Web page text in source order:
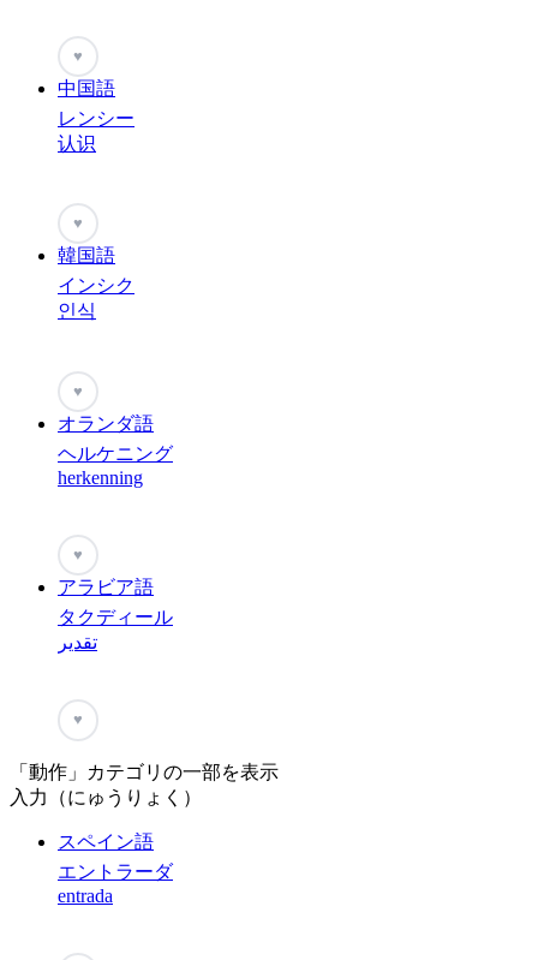
♥
中国語
レンシー
认识
♥
韓国語
インシク
인식
♥
オランダ語
ヘルケニング
herkenning
♥
アラビア語
タクディール
تقدير
♥
「動作」カテゴリの一部を表示
入力（にゅうりょく）
スペイン語
エントラーダ
entrada